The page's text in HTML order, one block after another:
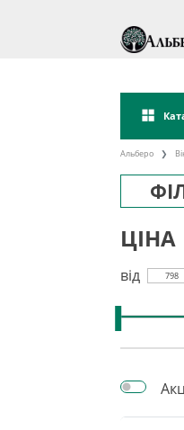
Альберо
ЦІНА
від 798
підлогу